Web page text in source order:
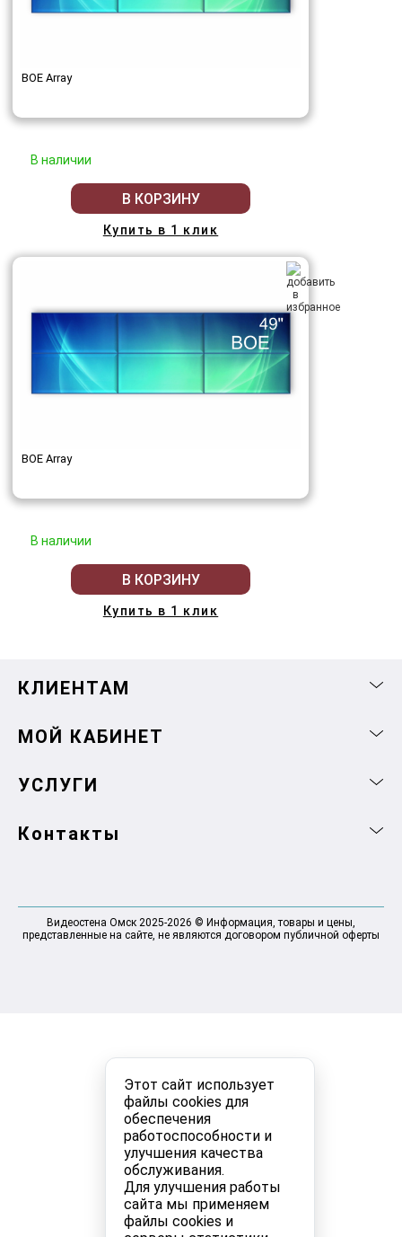
Этот сайт использует
файлы cookies для
обеспечения
работоспособности и
улучшения качества
обслуживания.
Для улучшения работы
сайта мы применяем
файлы cookies и
BOE Array
В наличии
В КОРЗИНУ
Купить в 1 клик
BOE Array
В наличии
В КОРЗИНУ
Купить в 1 клик
КЛИЕНТАМ
МОЙ КАБИНЕТ
УСЛУГИ
Контакты
Видеостена Омск 2025-2026 © Информация, товары и цены,
представленные на сайте, не являются договором публичной оферты